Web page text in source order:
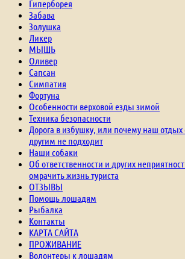
Гиперборея
Забава
Золушка
Ликер
МЫШЬ
Оливер
Сапсан
Симпатия
Фортуна
Особенности верховой езды зимой
Техника безопасности
Дорога в избушку, или почему наш
другим не подходит
Наши собаки
Об ответственности и других
омрачить жизнь туриста
ОТЗЫВЫ
Помощь лошадям
Рыбалка
Контакты
КАРТА САЙТА
ПРОЖИВАНИЕ
Волонтеры к лошадям